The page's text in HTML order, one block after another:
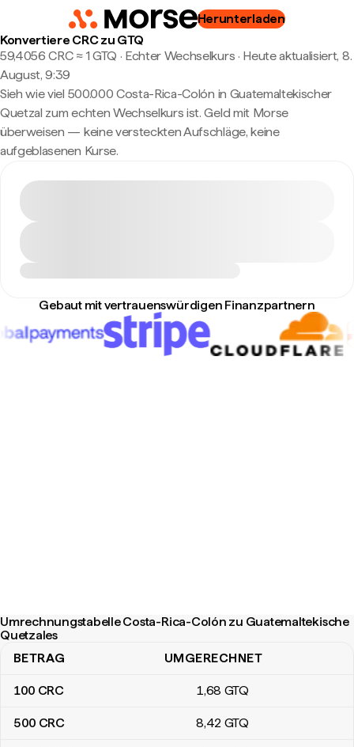
Herunterladen
Konvertiere CRC zu GTQ
59,4056 CRC ≈ 1 GTQ · Echter Wechselkurs · Heute aktualisiert, 8.
August, 9:39
Sieh wie viel 500.000 Costa-Rica-Colón in Guatemaltekischer
Quetzal zum echten Wechselkurs ist. Geld mit Morse
überweisen — keine versteckten Aufschläge, keine
aufgeblasenen Kurse.
Gebaut mit vertrauenswürdigen Finanzpartnern
Umrechnungstabelle Costa-Rica-Colón zu Guatemaltekische
Quetzales
Umrechnungstabelle Costa-Rica-Colón zu Guatemaltekische
BETRAG UMGERECHNET
100 CRC 1,68 GTQ
500 CRC 8,42 GTQ